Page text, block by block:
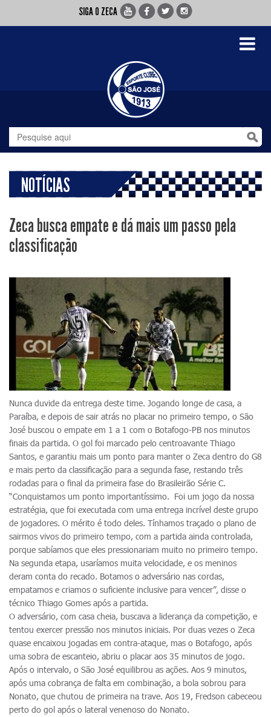
SIGA O ZECA
Toggle
NOTÍCIAS
Zeca busca empate e dá mais um passo pela
classificação
Nunca duvide da entrega deste time. Jogando longe de casa, a
Paraíba, e depois de sair atrás no placar no primeiro tempo, o São
José buscou o empate em 1 a 1 com o Botafogo-PB nos minutos
finais da partida. O gol foi marcado pelo centroavante Thiago
Santos, e garantiu mais um ponto para manter o Zeca dentro do G8
e mais perto da classificação para a segunda fase, restando três
rodadas para o final da primeira fase do Brasileirão Série C.
“Conquistamos um ponto importantíssimo. Foi um jogo da nossa
estratégia, que foi executada com uma entrega incrível deste grupo
de jogadores. O mérito é todo deles. Tínhamos traçado o plano de
sairmos vivos do primeiro tempo, com a partida ainda controlada,
porque sabíamos que eles pressionariam muito no primeiro tempo.
Na segunda etapa, usaríamos muita velocidade, e os meninos
deram conta do recado. Botamos o adversário nas cordas,
empatamos e criamos o suficiente inclusive para vencer”, disse o
técnico Thiago Gomes após a partida.
O adversário, com casa cheia, buscava a liderança da competição, e
tentou exercer pressão nos minutos iniciais. Por duas vezes o Zeca
quase encaixou jogadas em contra-ataque, mas o Botafogo, após
uma sobra de escanteio, abriu o placar aos 35 minutos de jogo.
Após o intervalo, o São José equilibrou as ações. Aos 9 minutos,
após uma cobrança de falta em combinação, a bola sobrou para
Nonato, que chutou de primeira na trave. Aos 19, Fredson cabeceou
perto do gol após o lateral venenoso do Nonato.